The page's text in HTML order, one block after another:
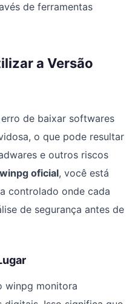
de ferramentas
a Versão
de baixar softwares
o que pode resultar
e outros riscos
winpg oficial, você está
controlado onde cada
de segurança antes de
winpg monitora